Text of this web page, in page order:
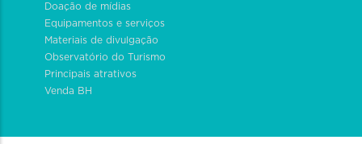
Doação de mídias
Equipamentos e serviços
Materiais de divulgação
Observatório do Turismo
Principais atrativos
Venda BH